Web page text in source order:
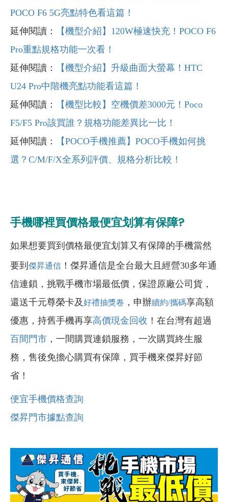
POCO F6 5G亮點特色看這篇！
延伸閱讀：
【機型介紹】120W極速快充！POCO F6
Pro重點規格功能一次看！
延伸閱讀：
【機型介紹】升級曲面大螢幕！HTC
U24 Pro中階機亮點功能看這篇！
延伸閱讀：
【機型比較】空機價差3000元！Poco
F5/F5 Pro該買誰？規格功能差異比一比！
延伸閱讀：
【POCO手機推薦】POCO手機如何挑
選？C/M/F/X全系列評價、規格分析比較！
手機哪裡買價格最便宜划算有保障?
如果想要買到價格最便宜划算又有保障的手機當然
要到 傑昇通信 ！傑昇通信是全台最大且經營30多年通
信連鎖，挑戰手機市場最低價，保證原廠公司貨，
還送千元尊榮卡及好禮抽獎卷 ，申辦續約/攜碼享高額
優惠，持舊手機再享高價現金回收 ！在台灣有超過
百間門市 ，一間購買連鎖服務，一次購買終生服
務，售後免擔心購買有保障，買手機來傑昇好節
省！
便宜手機價格查詢
傑昇門市據點查詢